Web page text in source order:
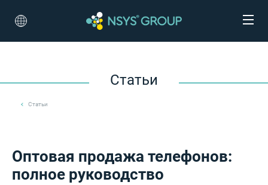
Статьи
Статьи
Оптовая продажа телефонов:
полное руководство